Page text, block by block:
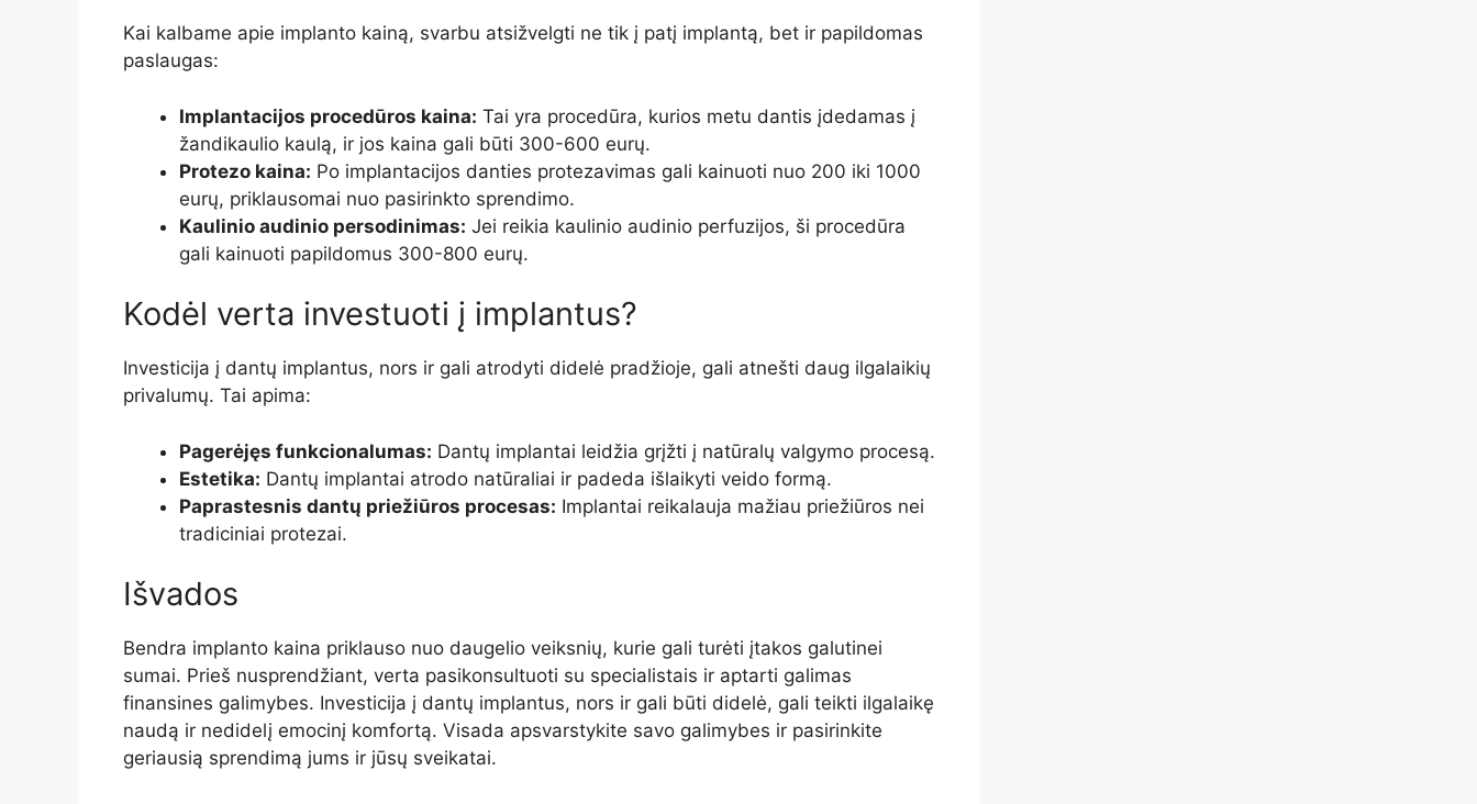
Kai kalbame apie implanto kainą, svarbu atsižvelgti ne tik į patį implantą, bet ir papildomas
paslaugas:
Implantacijos procedūros kaina: Tai yra procedūra, kurios metu dantis įdedamas į
žandikaulio kaulą, ir jos kaina gali būti 300-600 eurų.
Protezo kaina: Po implantacijos danties protezavimas gali kainuoti nuo 200 iki 1000
eurų, priklausomai nuo pasirinkto sprendimo.
Kaulinio audinio persodinimas: Jei reikia kaulinio audinio perfuzijos, ši procedūra
gali kainuoti papildomus 300-800 eurų.
Kodėl verta investuoti į implantus?
Investicija į dantų implantus, nors ir gali atrodyti didelė pradžioje, gali atnešti daug ilgalaikių
privalumų. Tai apima:
Pagerėjęs funkcionalumas: Dantų implantai leidžia grįžti į natūralų valgymo procesą.
Estetika: Dantų implantai atrodo natūraliai ir padeda išlaikyti veido formą.
Paprastesnis dantų priežiūros procesas: Implantai reikalauja mažiau priežiūros nei
tradiciniai protezai.
Išvados
Bendra implanto kaina priklauso nuo daugelio veiksnių, kurie gali turėti įtakos galutinei
sumai. Prieš nusprendžiant, verta pasikonsultuoti su specialistais ir aptarti galimas
finansines galimybes. Investicija į dantų implantus, nors ir gali būti didelė, gali teikti ilgalaikę
naudą ir nedidelį emocinį komfortą. Visada apsvarstykite savo galimybes ir pasirinkite
geriausią sprendimą jums ir jūsų sveikatai.